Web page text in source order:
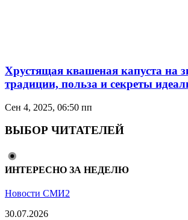
Хрустящая квашеная капуста на
традиции, польза и секреты
Сен 4, 2025, 06:50 пп
ВЫБОР ЧИТАТЕЛЕЙ
ИНТЕРЕСНО ЗА НЕДЕЛЮ
Новости СМИ2
30.07.2026